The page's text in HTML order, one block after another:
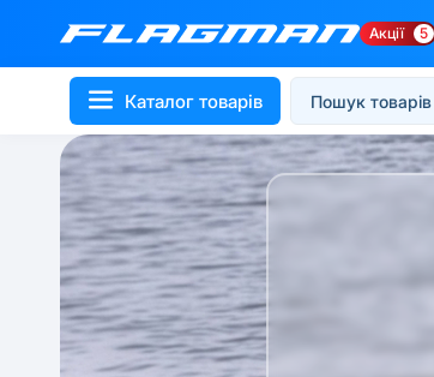
Акції 5
Каталог товарів